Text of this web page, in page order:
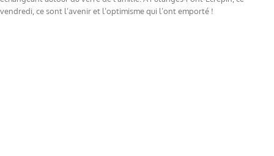
vendredi, ce sont l’avenir et l’optimisme qui l’ont emporté !